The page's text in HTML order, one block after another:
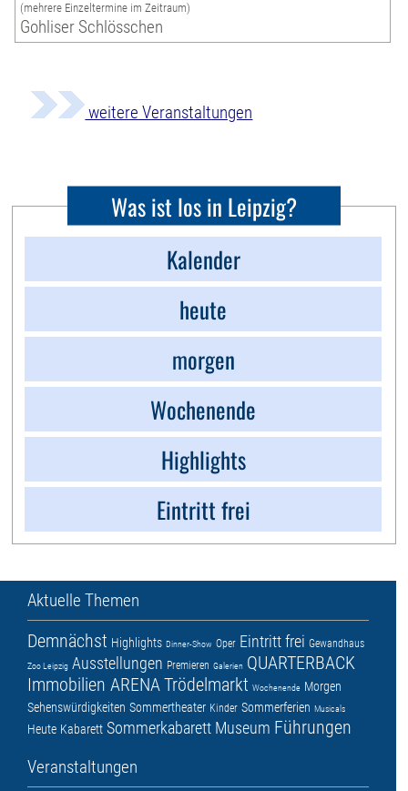
(mehrere Einzeltermine im Zeitraum)
Gohliser Schlösschen
weitere Veranstaltungen
Was ist los in Leipzig?
Kalender
heute
morgen
Wochenende
Highlights
Eintritt frei
Aktuelle Themen
Demnächst Highlights Dinner-Show Oper Eintritt frei Gewandhaus
Zoo Leipzig Ausstellungen Premieren Galerien QUARTERBACK
Immobilien ARENATrödelmarkt Wochenende Morgen
Sehenswürdigkeiten Sommertheater Kinder Sommerferien Musicals
Heute Kabarett Sommerkabarett Museum Führungen
Veranstaltungen